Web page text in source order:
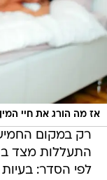
אז מה הורג את חיי
רק במקום
לפי הסדר: